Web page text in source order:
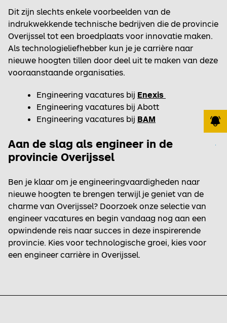
Dit zijn slechts enkele voorbeelden van de
indrukwekkende technische bedrijven die de provincie
Overijssel tot een broedplaats voor innovatie maken.
Als technologieliefhebber kun je je carrière naar
nieuwe hoogten tillen door deel uit te maken van deze
vooraanstaande organisaties.
Engineering vacatures bij Enexis
Engineering vacatures bij Abott
Engineering vacatures bij BAM
Aan de slag als engineer in de
provincie Overijssel
Ben je klaar om je engineeringvaardigheden naar
nieuwe hoogten te brengen terwijl je geniet van de
charme van Overijssel? Doorzoek onze selectie van
engineer vacatures en begin vandaag nog aan een
opwindende reis naar succes in deze inspirerende
provincie. Kies voor technologische groei, kies voor
een engineer carrière in Overijssel.